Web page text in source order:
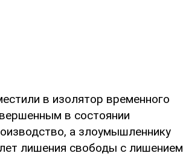
в изолятор временного
в состоянии
а злоумышленнику
лишения свободы с лишением